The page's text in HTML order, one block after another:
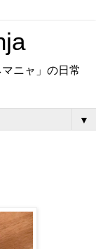
ニャ」の日常
▼